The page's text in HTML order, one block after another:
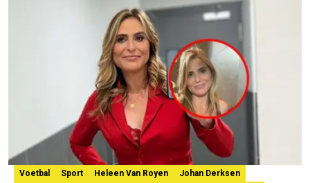
Voetbal Sport Heleen Van Royen
Johan Derksen